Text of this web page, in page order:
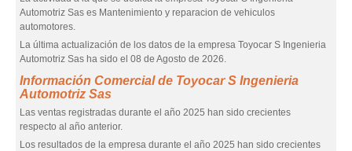
Automotriz Sas es Mantenimiento y reparacion de vehiculos
automotores.
La última actualización de los datos de la empresa Toyocar S Ingenieria
Automotriz Sas ha sido el 08 de Agosto de 2026.
Información Comercial de Toyocar S Ingenieria
Automotriz Sas
Las ventas registradas durante el año 2025 han sido crecientes
respecto al año anterior.
Los resultados de la empresa durante el año 2025 han sido crecientes